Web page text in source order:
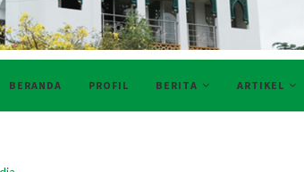
BERANDA PROFIL BERITA ARTIKEL